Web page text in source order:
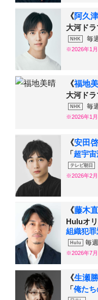
《阿久
大河ドラ
NHK 毎
※2026年1月
《福地
大河ドラ
NHK 毎
※2026年1月
《安田
「 超宇
テレビ朝日
※2026年2月
《藤木
Huluオ
組織犯
Hulu 毎
※2026年7
《生瀬
「 俺た